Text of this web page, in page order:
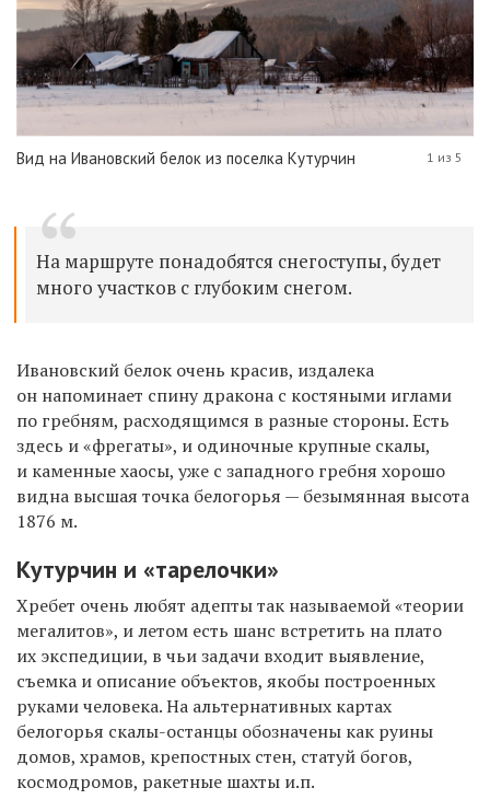
Вид на Ивановский белок из поселка Кутурчин 1 из 5
На маршруте понадобятся снегоступы, будет
много участков с глубоким снегом.
Ивановский белок очень красив, издалека
он напоминает спину дракона с костяными иглами
по гребням, расходящимся в разные стороны. Есть
здесь и «фрегаты», и одиночные крупные скалы,
и каменные хаосы, уже с западного гребня хорошо
видна высшая точка белогорья — безымянная высота
1876 м.
Кутурчин и «тарелочки»
Хребет очень любят адепты так называемой «теории
мегалитов», и летом есть шанс встретить на плато
их экспедиции, в чьи задачи входит выявление,
съемка и описание объектов, якобы построенных
руками человека. На альтернативных картах
белогорья скалы-останцы обозначены как руины
домов, храмов, крепостных стен, статуй богов,
космодромов, ракетные шахты и.п.